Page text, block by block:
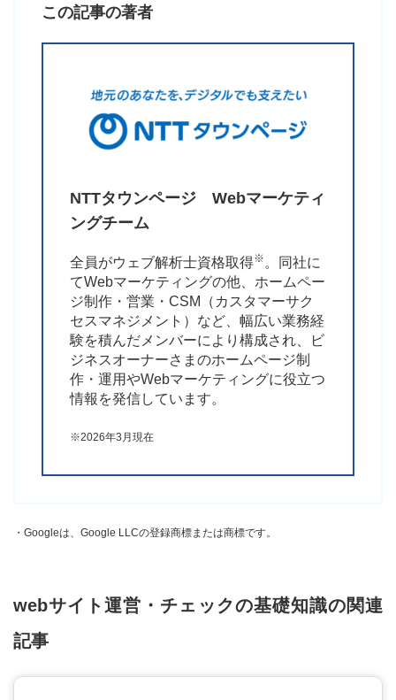
この記事の著者
NTTタウンページ Webマーケティ
ングチーム
全員がウェブ解析士資格取得※ 。同社に
てWebマーケティングの他、ホームペー
ジ制作・営業・CSM（カスタマーサク
セスマネジメント）など、幅広い業務経
験を積んだメンバーにより構成され、ビ
ジネスオーナーさまのホームページ制
作・運用やWebマーケティングに役立つ
情報を発信しています。
※2026年3月現在
・Googleは、Google LLCの登録商標または商標です。
webサイト運営・チェックの基礎知識の関連
記事